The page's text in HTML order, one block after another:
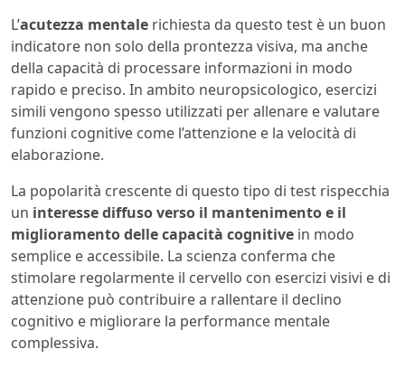
L’acutezza mentale richiesta da questo test è un buon
indicatore non solo della prontezza visiva, ma anche
della capacità di processare informazioni in modo
rapido e preciso. In ambito neuropsicologico, esercizi
simili vengono spesso utilizzati per allenare e valutare
funzioni cognitive come l’attenzione e la velocità di
elaborazione.
La popolarità crescente di questo tipo di test rispecchia
un interesse diffuso verso il mantenimento e il
miglioramento delle capacità cognitive in modo
semplice e accessibile. La scienza conferma che
stimolare regolarmente il cervello con esercizi visivi e di
attenzione può contribuire a rallentare il declino
cognitivo e migliorare la performance mentale
complessiva.